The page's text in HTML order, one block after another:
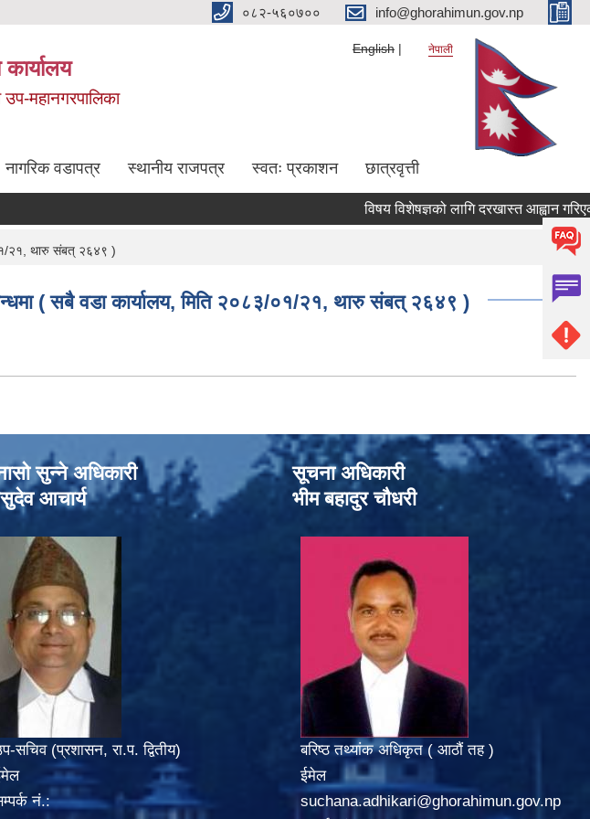
०८२-५६०७०० info@ghorahimun.gov.np
उप-महानगरपालिका
English नेपाली
नागरिक वडापत्र स्थानीय राजपत्र स्वतः प्रकाशन छात्रवृत्ती
विषय विशेषज्ञको लागि दरखास्त आह्वान गरिएको
०१/२१, थारु संबत् २६४९ )
( सबै वडा कार्यालय, मिति २०८३/०१/२१, थारु संबत् २६४९ )
सुन्‍ने अधिकारी
आचार्य
सचिव (प्रशासन, रा.प. द्वितीय)
नं.:
सूचना अधिकारी
भीम बहादुर चौधरी
बरिष्ठ तथ्यांक अधिकृत ( आठौं तह )
ईमेल
suchana.adhikari@ghorahimun.gov.np